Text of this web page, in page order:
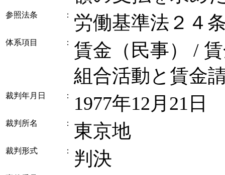
参照法条 ： 労働基準法２４
体系項目 ：
賃金（民事） /
組合活動と賃金
裁判年月日 ： 1977年12月21日
裁判所名 ： 東京地
裁判形式 ： 判決